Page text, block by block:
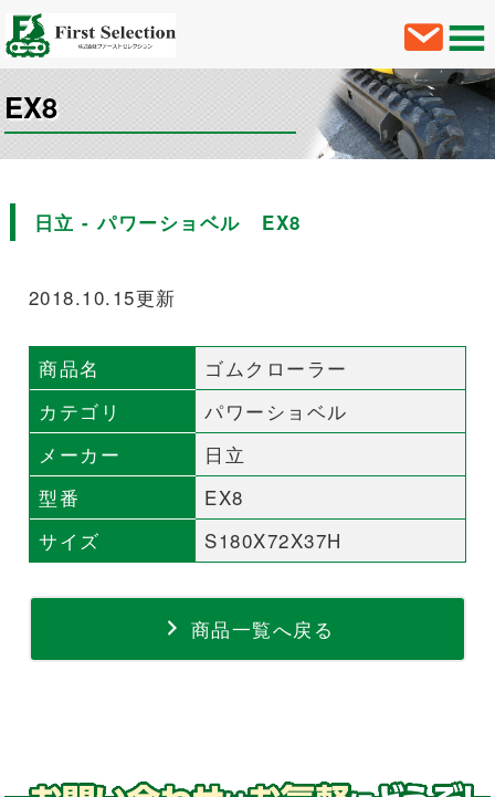
EX8
日立 - パワーショベル EX8
2018.10.15更新
商品名
ゴムクローラー
カテゴリ
パワーショベル
メーカー
日立
型番
EX8
サイズ
S180X72X37H
商品一覧へ戻る